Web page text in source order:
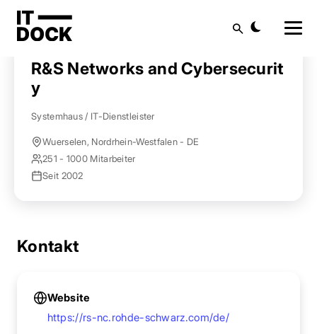
Startseite Anbieter finden R&S Networks and Cybersecurity
R&S Networks and Cybersecurit
y
Systemhaus / IT-Dienstleister
Wuerselen, Nordrhein-Westfalen - DE
251 - 1000 Mitarbeiter
Seit 2002
Kontakt
Website
https://rs-nc.rohde-schwarz.com/de/